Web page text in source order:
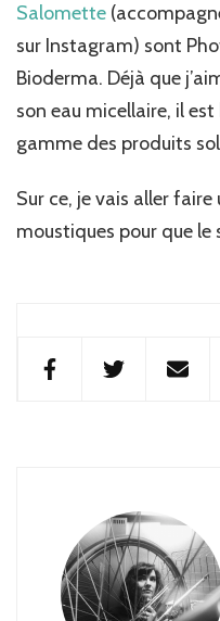
Salomette
sur Instagram) sont
Bioderma. Déjà que
son eau micellaire, il
gamme des produits
Sur ce, je vais aller
moustiques pour que le